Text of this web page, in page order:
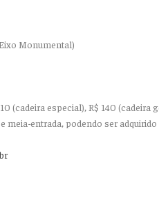
Monumental)
(cadeira especial), R$ 140 (cadeira
entrada, podendo ser